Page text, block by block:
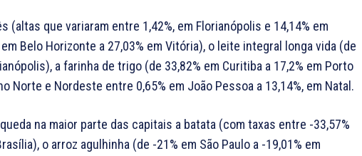
(altas que variaram entre 1,42%, em Florianópolis e 14,14% em
Belo Horizonte a 27,03% em Vitória), o leite integral longa vida (de
a farinha de trigo (de 33,82% em Curitiba a 17,2% em Porto
Norte e Nordeste entre 0,65% em João Pessoa a 13,14%, em Natal.
na maior parte das capitais a batata (com taxas entre -33,57%
o arroz agulhinha (de -21% em São Paulo a -19,01% em